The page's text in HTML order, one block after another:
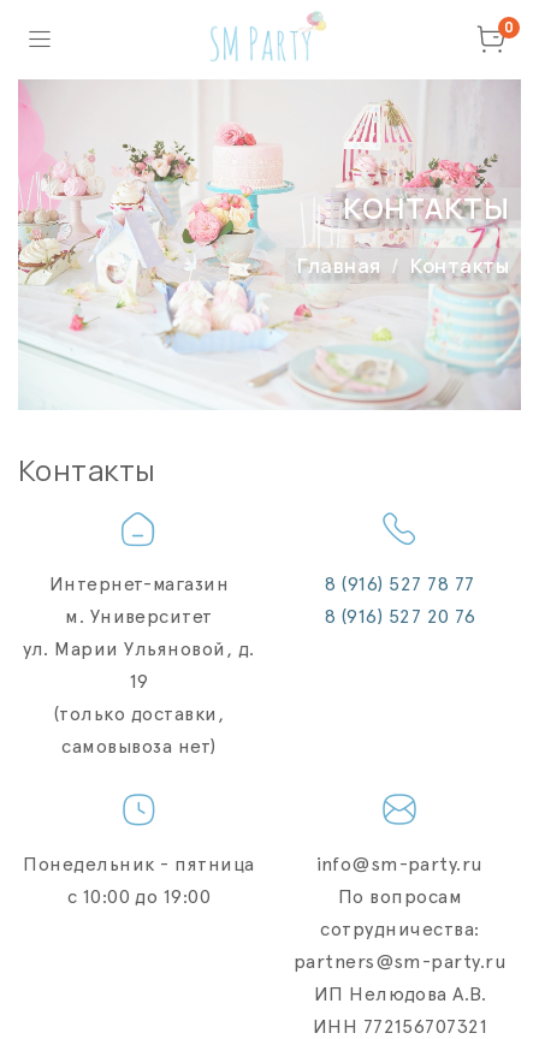
0
КОНТАКТЫ
Главная Контакты
Контакты
Интернет-магазин
м. Университет
ул. Марии Ульяновой, д.
19
(только доставки,
самовывоза нет)
8 (916) 527 78 77
8 (916) 527 20 76
Понедельник - пятница
с 10:00 до 19:00
info@sm-party.ru
По вопросам
сотрудничества:
partners@sm-party.ru
ИП Нелюдова А.В.
ИНН 772156707321